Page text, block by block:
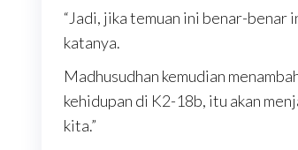
“Jadi, jika temuan ini benar-benar
katanya.
Madhusudhan kemudian
kehidupan di K2-18b, itu akan
kita.”